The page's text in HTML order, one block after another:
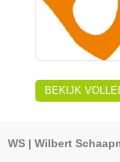
BEKIJK
WS | Wilbert